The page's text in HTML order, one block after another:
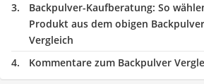
Backpulver-Kaufberatung: So
Produkt aus dem obigen
Vergleich
Kommentare zum Backpulver